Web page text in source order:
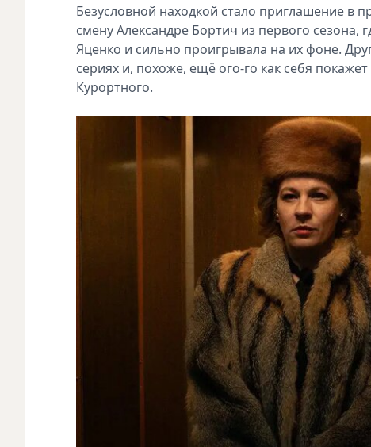
Безусловной находкой стало приглашение в
смену Александре Бортич из первого сезона,
Яценко и сильно проигрывала на их фоне.
сериях и, похоже, ещё ого-го как себя
Курортного.